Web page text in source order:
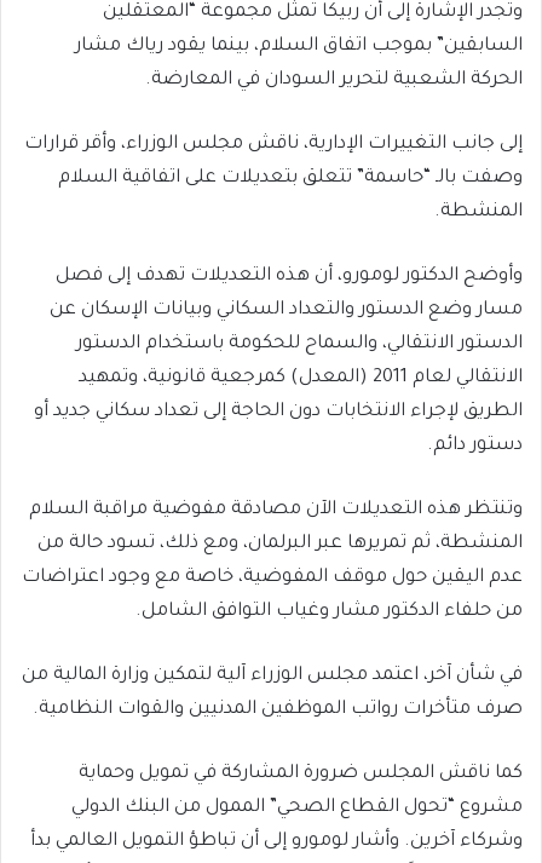
وتجدر الإشارة إلى أن ربيكا تمثل مجموعة “المعتقلين
السابقين” بموجب اتفاق السلام، بينما يقود رياك مشار
الحركة الشعبية لتحرير السودان في المعارضة.
إلى جانب التغييرات الإدارية، ناقش مجلس الوزراء، وأقر قرارات
وصفت بالـ “حاسمة” تتعلق بتعديلات على اتفاقية السلام
المنشطة.
وأوضح الدكتور لومورو، أن هذه التعديلات تهدف إلى فصل
مسار وضع الدستور والتعداد السكاني وبيانات الإسكان عن
الدستور الانتقالي، والسماح للحكومة باستخدام الدستور
الانتقالي لعام 2011 (المعدل) كمرجعية قانونية، وتمهيد
الطريق لإجراء الانتخابات دون الحاجة إلى تعداد سكاني جديد أو
دستور دائم.
وتنتظر هذه التعديلات الآن مصادقة مفوضية مراقبة السلام
المنشطة، ثم تمريرها عبر البرلمان، ومع ذلك، تسود حالة من
عدم اليقين حول موقف المفوضية، خاصة مع وجود اعتراضات
من حلفاء الدكتور مشار وغياب التوافق الشامل.
في شأن آخر، اعتمد مجلس الوزراء آلية لتمكين وزارة المالية من
صرف متأخرات رواتب الموظفين المدنيين والقوات النظامية.
كما ناقش المجلس ضرورة المشاركة في تمويل وحماية
مشروع “تحول القطاع الصحي” الممول من البنك الدولي
وشركاء آخرين. وأشار لومورو إلى أن تباطؤ التمويل العالمي بدأ